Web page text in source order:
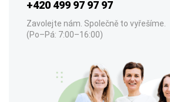
+420 499 97 97 97
Zavolejte nám. Společně to vyřešíme.
(Po–Pá: 7:00–16:00)